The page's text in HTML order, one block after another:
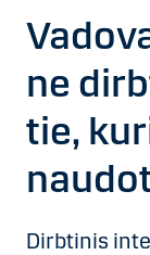
ne
tie,
Dirbtinis